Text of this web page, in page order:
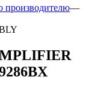
производителю—